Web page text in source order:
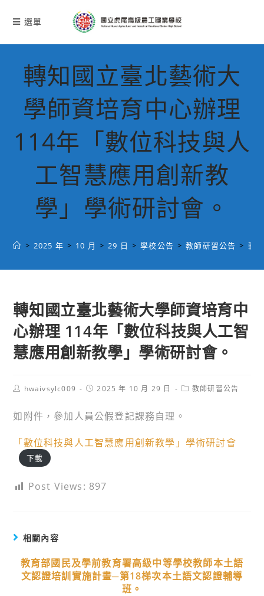
選單
轉知國立臺北藝術大
學師資培育中心辦理
114年「數位科技與人
工智慧應用創新教
學」學術研討會。
> 2025 年 > 10 月 > 29 日 > 學校公告 > 教師研習公告 > 轉
轉知國立臺北藝術大學師資培育中
心辦理 114年「數位科技與人工智
慧應用創新教學」學術研討會。
Posthwaivsylc009
Post2025 年 10 月 29 日
Post教師研習公告
如附件，參加人員公假登記課務自理。
「數位科技與人工智慧應用創新教學」學術研討會
下載
Post Views: 897
相關內容
教育部國民及學前教育署高級中等學校教師本土語
文認證培訓實施計畫─第18梯次本土語文認證輔導
班。